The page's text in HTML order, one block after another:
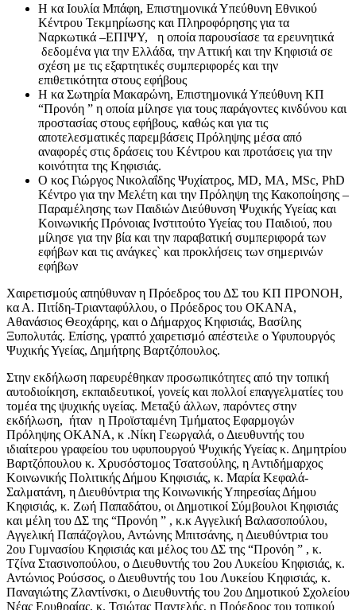
Η κα Ιουλία Μπάφη, Επιστημονικά Υπεύθυνη Εθνικού
Κέντρου Τεκμηρίωσης και Πληροφόρησης για τα
Ναρκωτικά –ΕΠΙΨΥ, η οποία παρουσίασε τα ερευνητικά
δεδομένα για την Ελλάδα, την Αττική και την Κηφισιά σε
σχέση με τις εξαρτητικές συμπεριφορές και την
επιθετικότητα στους εφήβους
Η κα Σωτηρία Μακαρώνη, Επιστημονικά Υπεύθυνη ΚΠ
“Προνόη ” η οποία μίλησε για τους παράγοντες κινδύνου και
προστασίας στους εφήβους, καθώς και για τις
αποτελεσματικές παρεμβάσεις Πρόληψης μέσα από
αναφορές στις δράσεις του Κέντρου και προτάσεις για την
κοινότητα της Κηφισιάς.
Ο κος Γιώργος Νικολαΐδης Ψυχίατρος, MD, MA, MSc, PhD
Κέντρο για την Μελέτη και την Πρόληψη της Κακοποίησης –
Παραμέλησης των Παιδιών Διεύθυνση Ψυχικής Υγείας και
Κοινωνικής Πρόνοιας Ινστιτούτο Υγείας του Παιδιού, που
μίλησε για την βία και την παραβατική συμπεριφορά των
εφήβων και τις ανάγκες` και προκλήσεις των σημερινών
εφήβων
Χαιρετισμούς απηύθυναν η Πρόεδρος του ΔΣ του ΚΠ ΠΡΟΝΟΗ,
κα Α. Πιτίδη-Τριανταφύλλου, ο Πρόεδρος του ΟΚΑΝΑ,
Αθανάσιος Θεοχάρης, και ο Δήμαρχος Κηφισιάς, Βασίλης
Ξυπολυτάς. Επίσης, γραπτό χαιρετισμό απέστειλε ο Υφυπουργός
Ψυχικής Υγείας, Δημήτρης Βαρτζόπουλος.
Στην εκδήλωση παρευρέθηκαν προσωπικότητες από την τοπική
αυτοδιοίκηση, εκπαιδευτικοί, γονείς και πολλοί επαγγελματίες του
τομέα της ψυχικής υγείας. Μεταξύ άλλων, παρόντες στην
εκδήλωση, ήταν η Προϊσταμένη Τμήματος Εφαρμογών
Πρόληψης ΟΚΑΝΑ, κ .Νίκη Γεωργαλά, ο Διευθυντής του
ιδιαίτερου γραφείου του υφυπουργού Ψυχικής Υγείας κ. Δημητρίου
Βαρτζόπουλου κ. Χρυσόστομος Τσατσούλης, η Αντιδήμαρχος
Κοινωνικής Πολιτικής Δήμου Κηφισιάς, κ. Μαρία Κεφαλά-
Σαλματάνη, η Διευθύντρια της Κοινωνικής Υπηρεσίας Δήμου
Κηφισιάς, κ. Ζωή Παπαδάτου, οι Δημοτικοί Σύμβουλοι Κηφισιάς
και μέλη του ΔΣ της “Προνόη ” , κ.κ Αγγελική Βαλασοπούλου,
Αγγελική Παπάζογλου, Αντώνης Μπιτσάνης, η Διευθύντρια του
2ου Γυμνασίου Κηφισιάς και μέλος του ΔΣ της “Προνόη ” , κ.
Τζίνα Στασινοπούλου, ο Διευθυντής του 2ου Λυκείου Κηφισιάς, κ.
Αντώνιος Ρούσσος, ο Διευθυντής του 1ου Λυκείου Κηφισιάς, κ.
Παναγιώτης Ζλαντίνσκι, ο Διευθυντής του 2ου Δημοτικού Σχολείου
Νέας Ερυθραίας, κ. Τσιώτας Παντελής, η Πρόεδρος του τοπικού